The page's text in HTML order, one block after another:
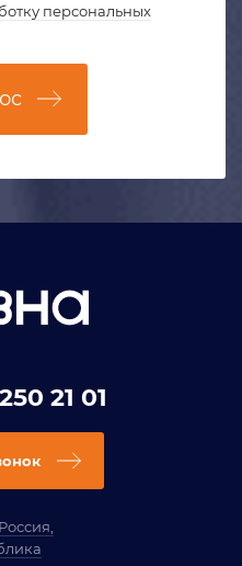
персональных
21 01